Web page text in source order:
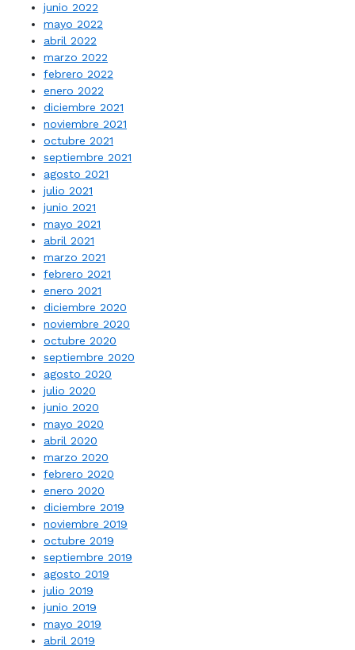
junio 2022
mayo 2022
abril 2022
marzo 2022
febrero 2022
enero 2022
diciembre 2021
noviembre 2021
octubre 2021
septiembre 2021
agosto 2021
julio 2021
junio 2021
mayo 2021
abril 2021
marzo 2021
febrero 2021
enero 2021
diciembre 2020
noviembre 2020
octubre 2020
septiembre 2020
agosto 2020
julio 2020
junio 2020
mayo 2020
abril 2020
marzo 2020
febrero 2020
enero 2020
diciembre 2019
noviembre 2019
octubre 2019
septiembre 2019
agosto 2019
julio 2019
junio 2019
mayo 2019
abril 2019